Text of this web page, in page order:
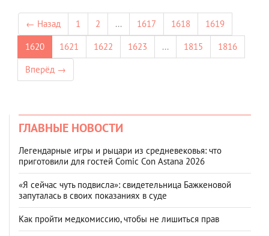
← Назад 1 2 ... 1617 1618
1619
1620
1621 1622 1623 ... 1815
1816
Вперёд →
ГЛАВНЫЕ НОВОСТИ
Легендарные игры и рыцари из средневековья: что
приготовили для гостей Comic Con Astana 2026
«Я сейчас чуть подвисла»: свидетельница Бажкеновой
запуталась в своих показаниях в суде
Как пройти медкомиссию, чтобы не лишиться прав